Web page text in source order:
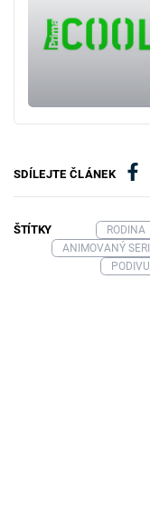
SDÍLEJTE ČLÁNEK
ŠTÍTKY RODINA
ANIMOVANÝ